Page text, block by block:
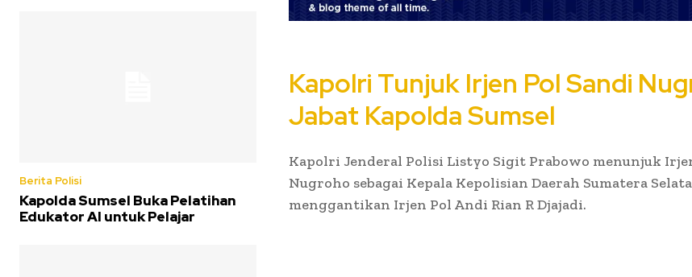
Berita Polisi
Kapolda Sumsel Buka Pelatihan
Edukator AI untuk Pelajar
Kapolri Tunjuk Irjen Pol Sandi
Jabat Kapolda Sumsel
Kapolri Jenderal Polisi Listyo Sigit Prabowo menunjuk
Nugroho sebagai Kepala Kepolisian Daerah Sumatera
menggantikan Irjen Pol Andi Rian R Djajadi.